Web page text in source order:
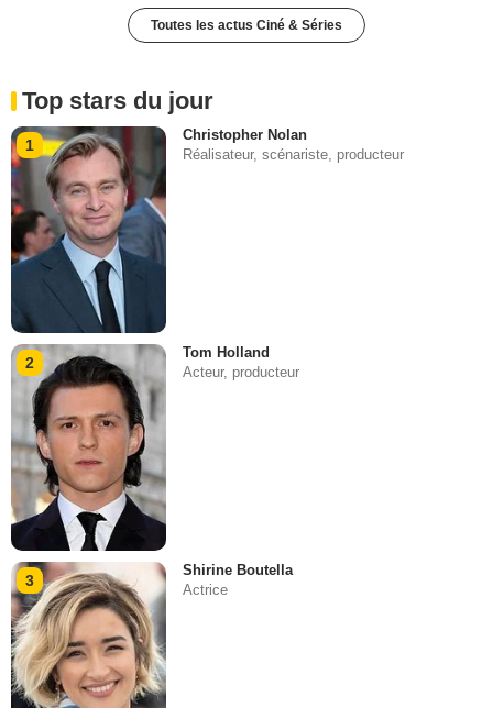
Toutes les actus Ciné & Séries
Top stars du jour
1
Christopher Nolan
Réalisateur, scénariste, producteur
2
Tom Holland
Acteur, producteur
3
Shirine Boutella
Actrice